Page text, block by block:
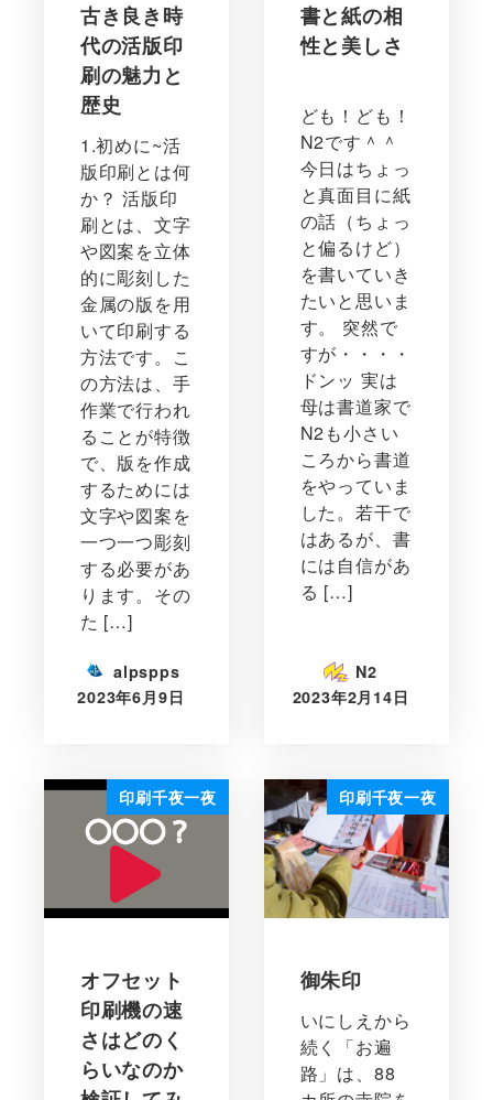
古き良き時
代の活版印
刷の魅力と
歴史
1.初めに~活
版印刷とは何
か？ 活版印
刷とは、文字
や図案を立体
的に彫刻した
金属の版を用
いて印刷する
方法です。こ
の方法は、手
作業で行われ
ることが特徴
で、版を作成
するためには
文字や図案を
一つ一つ彫刻
する必要があ
ります。その
た […]
alpspps
2023年6月9日
書と紙の相
性と美しさ
ども！ども！
N2です＾＾
今日はちょっ
と真面目に紙
の話（ちょっ
と偏るけど）
を書いていき
たいと思いま
す。 突然で
すが・・・・
ドンッ 実は
母は書道家で
N2も小さい
ころから書道
をやっていま
した。若干で
はあるが、書
には自信があ
る […]
N2
2023年2月14日
印刷千夜一夜
オフセット
印刷機の速
さはどのく
らいなのか
印刷千夜一夜
御朱印
いにしえから
続く「お遍
路」は、88